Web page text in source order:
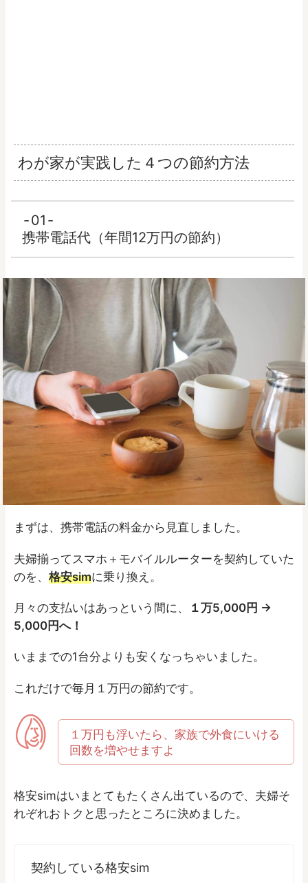
わが家が実践した４つの節約方法
01
携帯電話代（年間12万円の節約）
まずは、携帯電話の料金から見直しました。
夫婦揃ってスマホ＋モバイルルーターを契約していた
のを、 格安simに乗り換え。
月々の支払いはあっという間に、
１万5,000円 →
5,000円へ！
いままでの1台分よりも安くなっちゃいました。
これだけで毎月１万円の節約です。
１万円も浮いたら、家族で外食にいける
回数を増やせますよ
格安simはいまとてもたくさん出ているので、夫婦そ
れぞれおトクと思ったところに決めました。
契約している格安sim